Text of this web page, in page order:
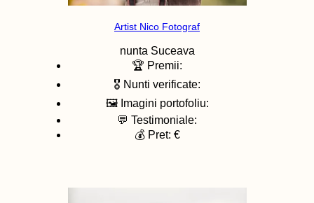
Artist Nico Fotograf
nunta Suceava
🏆 Premii:
🎖️ Nunti verificate:
🖼️ Imagini portofoliu:
💬 Testimoniale:
💰 Pret: €